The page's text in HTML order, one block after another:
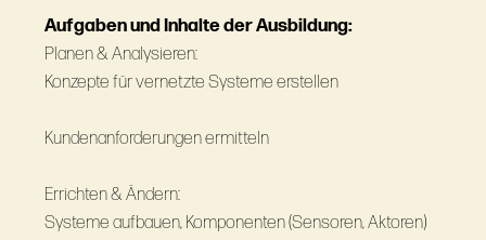
Aufgaben und Inhalte der Ausbildung:
Planen & Analysieren:
Konzepte für vernetzte Systeme erstellen
Kundenanforderungen ermitteln
Errichten & Ändern:
Systeme aufbauen, Komponenten (Sensoren, Aktoren)